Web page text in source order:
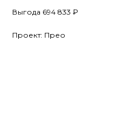
Выгода 694 833 ₽
Проект: Прео